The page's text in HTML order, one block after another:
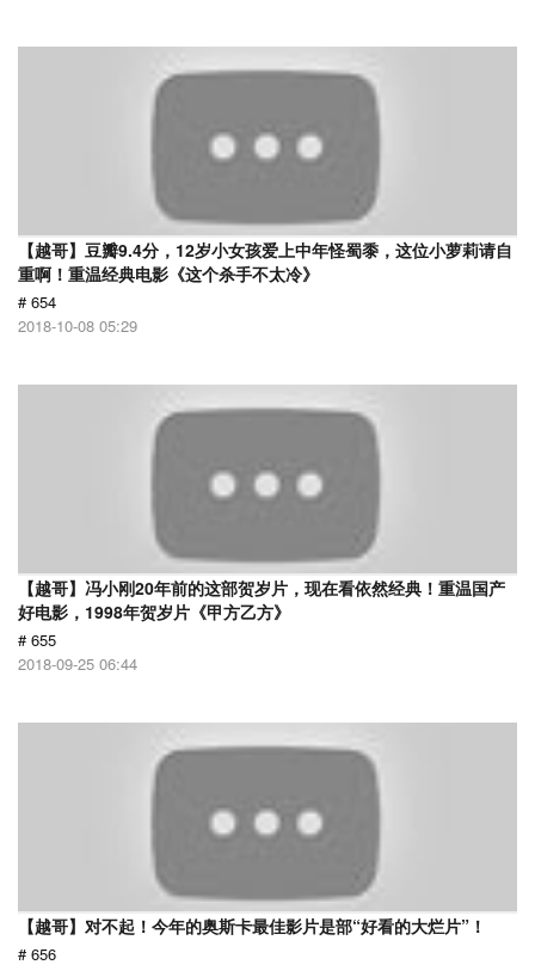
【越哥】豆瓣9.4分，12岁小女孩爱上中年怪蜀黍，这位小萝莉请自
重啊！重温经典电影《这个杀手不太冷》
# 654
2018-10-08 05:29
【越哥】冯小刚20年前的这部贺岁片，现在看依然经典！重温国产
好电影，1998年贺岁片《甲方乙方》
# 655
2018-09-25 06:44
【越哥】对不起！今年的奥斯卡最佳影片是部“好看的大烂片”！
# 656